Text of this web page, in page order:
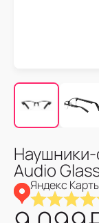
Наушники-
Audio
Яндекс